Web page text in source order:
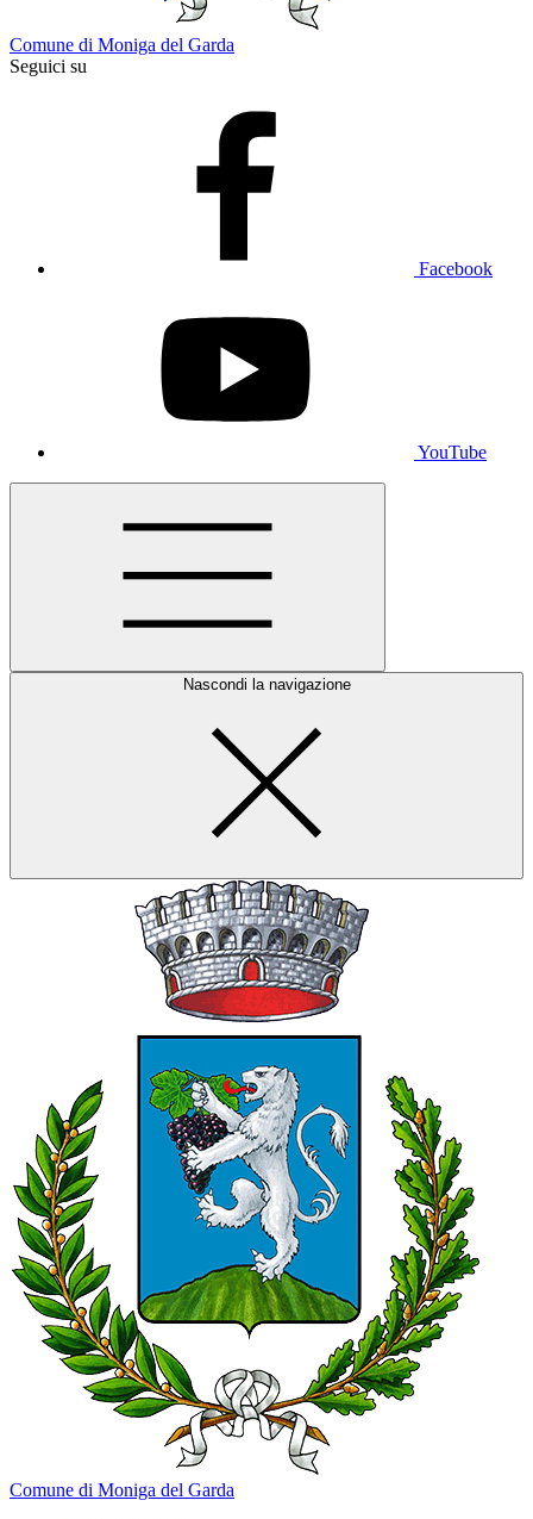
Comune di Moniga del Garda
Seguici su
Facebook
YouTube
Nascondi la navigazione
Comune di Moniga del Garda